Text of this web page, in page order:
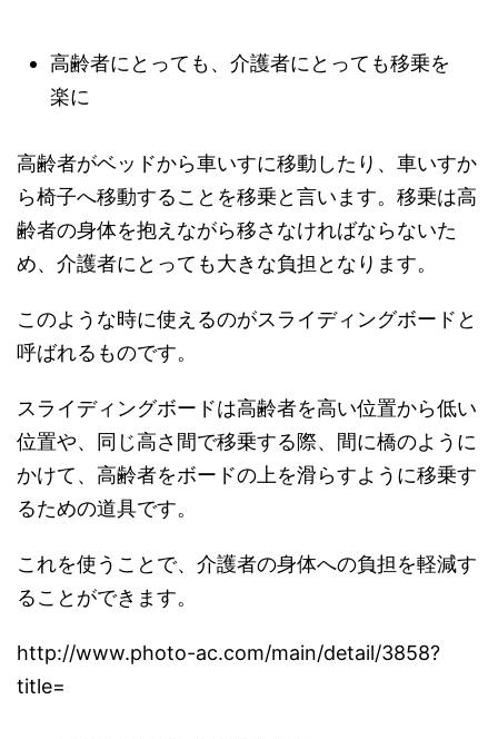
高齢者にとっても、介護者にとっても移乗を
楽に
高齢者がベッドから車いすに移動したり、車いすか
ら椅子へ移動することを移乗と言います。移乗は高
齢者の身体を抱えながら移さなければならないた
め、介護者にとっても大きな負担となります。
このような時に使えるのがスライディングボードと
呼ばれるものです。
スライディングボードは高齢者を高い位置から低い
位置や、同じ高さ間で移乗する際、間に橋のように
かけて、高齢者をボードの上を滑らすように移乗す
るための道具です。
これを使うことで、介護者の身体への負担を軽減す
ることができます。
http://www.photo-ac.com/main/detail/3858?
title=